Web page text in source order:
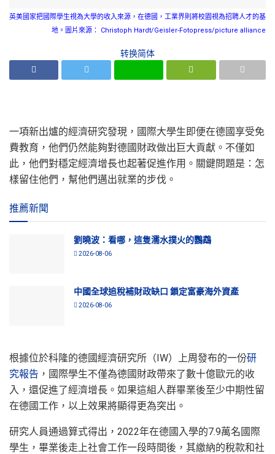
英美國家把國際學生視為大學的收入來源，在德國，工業界則將校園視為招聘人才的基
地。圖片來源： Christoph Hardt/Geisler-Fotopress/picture alliance
转换简体
一項新出爐的經濟研究發現，國際大學生即便在德國享受免
費教育，他們仍然能夠對德國財政做出巨大貢獻。不僅如
此，他們對穩定經濟增長也起著促進作用。關鍵問題是：怎
樣留住他們，幫他們邁出就業的步伐。
推薦新聞
劉曉波：看哪，這隻濡水撲火的鸚鵡
2026-08-06
中國全球追稅補財政缺口 鎖定富豪海外資產
2026-08-06
根據位於科隆的德國經濟研究所（IW）上周發布的一份研
究報告 ，國際學生不僅為德國財政帶來了數十億歐元的收
入，還促進了經濟增長。如果這組人群畢業後至少中期性留
在德國工作，以上效果將顯得更為突出。
研究人員通過算式得出，2022年在德國入學的7.9萬名國際
學生，畢業後走上社會工作一段時間後，其繳納的稅款和社